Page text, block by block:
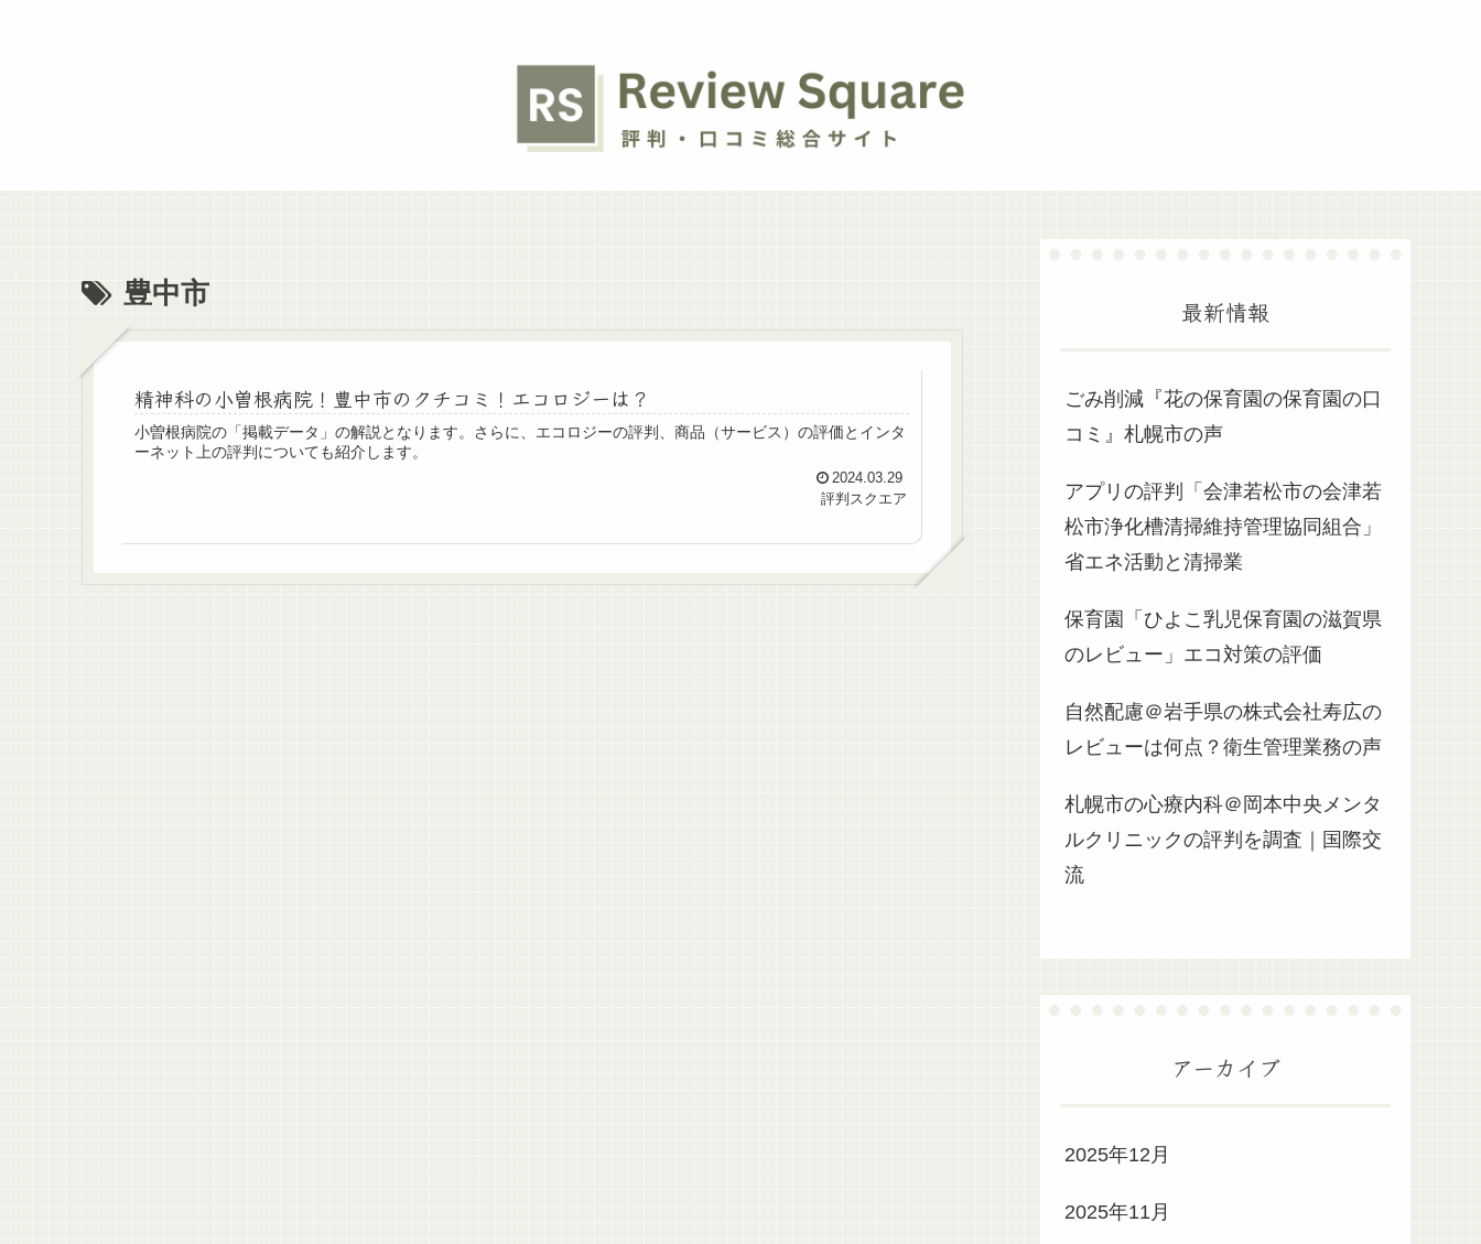
豊中市
精神科の小曽根病院！豊中市のクチコミ！エコロジーは？
小曽根病院の「掲載データ」の解説となります。さらに、エコロジーの評判、商品（サービス）の評価とインタ
ーネット上の評判についても紹介します。
2024.03.29
評判スクエア
最新情報
ごみ削減『花の保育園の保育園の口
コミ』札幌市の声
アプリの評判「会津若松市の会津若
松市浄化槽清掃維持管理協同組合」
省エネ活動と清掃業
保育園「ひよこ乳児保育園の滋賀県
のレビュー」エコ対策の評価
自然配慮＠岩手県の株式会社寿広の
レビューは何点？衛生管理業務の声
札幌市の心療内科＠岡本中央メンタ
ルクリニックの評判を調査｜国際交
流
アーカイブ
2025年12月
2025年11月